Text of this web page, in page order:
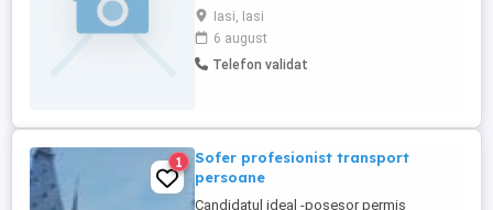
EURO Cerințe: Experiență minim 1 an pe
TIR Permis C + E Acte valabile Avize
medicale la zi Dacă ești interesat,
așteptăm CV-ul tău pe WhatsApp sau
Iasi, Iasi
6 august
Telefon validat
1
Sofer profesionist transport
persoane
Candidatul ideal -posesor permis